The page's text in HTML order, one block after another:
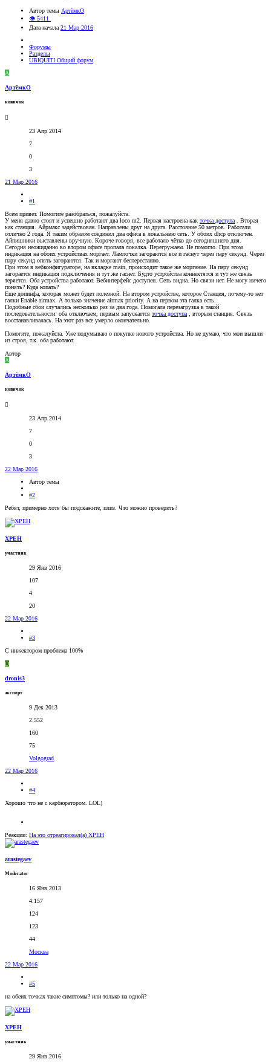
Автор темы АртёмкО
👁 5411
Дата начала 21 Мар 2016
Форумы
Разделы
UBIQUITI Общий форум
А
АртёмкО
новичок
23 Апр 2014
7
0
3
21 Мар 2016
#1
Всем привет. Помогите разобраться, пожалуйста.
У меня давно стоят и успешно работают два loco m2. Первая настроена как точка доступа
. Вторая
как станция. Айрмакс задействован. Направлены друг на друга. Расстояние 50 метров. Работали
отлично 2 года. Я таким образом соединил два офиса в локальнвю сеть. У обоих dhcp отключен.
Айпишники выставлены вручную. Короче говоря, все работало чётко до сегодняшнего дня.
Сегодня неожиданно во втором офисе пропала локалка. Перегружаем. Не помогло. При этом
индикация на обоих устройствах моргает. Лампочки загораются все и гаснут через пару секунд. Через
пару секунд опять загораются. Так и моргают бесперестанно.
При этом в вебконфигураторе, на вкладке main, происходит такое же моргание. На пару секунд
загорается индикация подключения и тут же гаснет. Будто устройства коннектятся и тут же связь
теряется. Оба устройства работают. Вебинтерфейс доступен. Сеть видна. Но связи нет. Не могу ничего
понять? Куда копать?
Еще допинфа, которая может будет полезной. На втором устройстве, которое Станция, почему-то нет
галки Enable airmax. А только значение airmax priority. А на первом эта галка есть.
Подобные сбои случались несколько раз за два года. Помогала перезагрузка в такой
последовательности: оба отключаем, первым запускается точка доступа
, вторым станция. Связь
восстанавливалась. На этот раз все умерло окончательно.
Помогите, пожалуйста. Уже подумываю о покупке нового устройства. Но не думаю, что мои вышли
из строя, т.к. оба работают.
Автор
А
АртёмкО
новичок
23 Апр 2014
7
0
3
22 Мар 2016
Автор темы
#2
Ребят, примерно хотя бы подскажите, плиз. Что можно проверить?
XPEH
участник
29 Янв 2016
107
4
20
22 Мар 2016
#3
С инжектором проблема 100%
D
dronis3
эксперт
9 Дек 2013
2.552
160
75
Volgograd
22 Мар 2016
#4
Хорошо что не с карбюратором. LOL)
Реакции: На это отреагировал(а) XPEH
arastegaev
Moderator
16 Янв 2013
4.157
124
123
44
Москва
22 Мар 2016
#5
на обеих точках такие симптомы? или только на одной?
XPEH
участник
29 Янв 2016